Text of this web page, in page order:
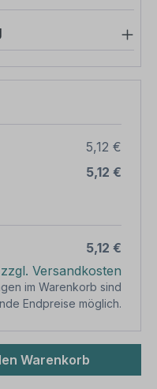
5,12 €
5,12 €
5,12 €
Versandkosten
im Warenkorb sind
Endpreise möglich.
Warenkorb